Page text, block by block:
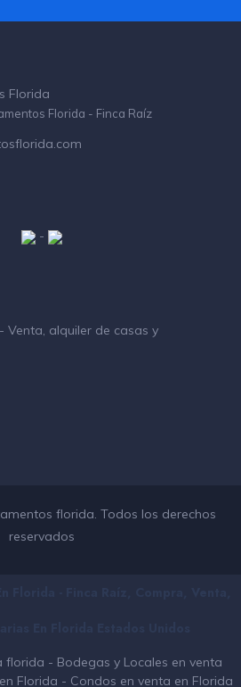
Florida - Finca Raíz
-
Venta, alquiler de casas y
florida. Todos los derechos
reservados
florida - Bodegas y Locales en venta
Florida - Condos en venta en Florida